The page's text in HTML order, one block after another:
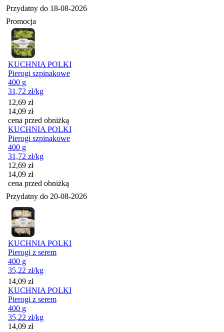
Przydatny do 18-08-2026
Promocja
KUCHNIA POLKI
Pierogi szpinakowe
400 g
31,72 zł/kg
Cena promocyjna
12,69 zł
14,09 zł
cena przed obniżką
KUCHNIA POLKI
Pierogi szpinakowe
400 g
31,72 zł/kg
Cena promocyjna
12,69 zł
14,09 zł
cena przed obniżką
Przydatny do 20-08-2026
KUCHNIA POLKI
Pierogi z serem
400 g
35,22 zł/kg
Cena
14,09 zł
KUCHNIA POLKI
Pierogi z serem
400 g
35,22 zł/kg
Cena
14,09 zł